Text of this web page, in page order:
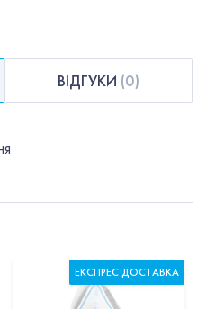
ВІДГУКИ (0)
ЕКСПРЕС ДОСТАВКА